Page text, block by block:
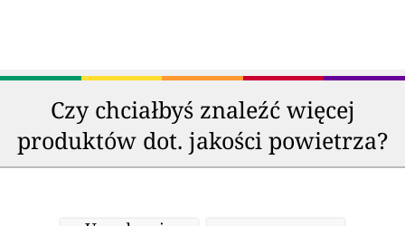
Czy chciałbyś znaleźć więcej
produktów dot. jakości powietrza?